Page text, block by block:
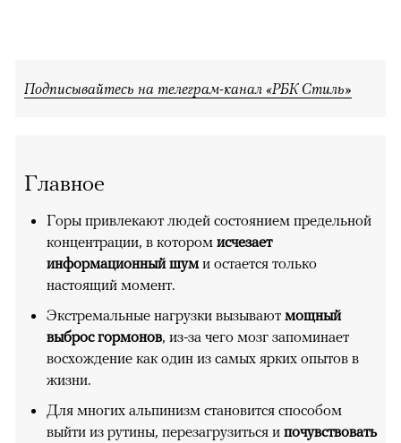
Подписывайтесь на телеграм-канал «РБК Стиль»
Главное
Горы привлекают людей состоянием предельной
концентрации, в котором исчезает
информационный шуми остается только
настоящий момент.
Экстремальные нагрузки вызывают мощный
выброс гормонов, из-за чего мозг запоминает
восхождение как один из самых ярких опытов в
жизни.
Для многих альпинизм становится способом
выйти из рутины, перезагрузиться и почувствовать